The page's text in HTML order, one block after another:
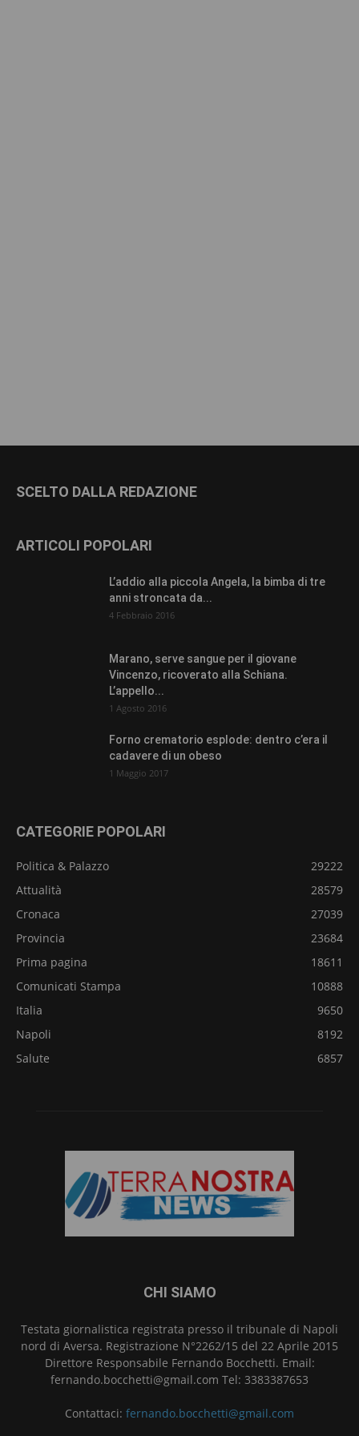
SCELTO DALLA REDAZIONE
ARTICOLI POPOLARI
L’addio alla piccola Angela, la bimba di tre
anni stroncata da...
4 Febbraio 2016
Marano, serve sangue per il giovane
Vincenzo, ricoverato alla Schiana.
L’appello...
1 Agosto 2016
Forno crematorio esplode: dentro c’era il
cadavere di un obeso
1 Maggio 2017
CATEGORIE POPOLARI
Politica & Palazzo
29222
Attualità
28579
Cronaca
27039
Provincia
23684
Prima pagina
18611
Comunicati Stampa
10888
Italia
9650
Napoli
8192
Salute
6857
CHI SIAMO
Testata giornalistica registrata presso il tribunale di Napoli
nord di Aversa. Registrazione N°2262/15 del 22 Aprile 2015
Direttore Responsabile Fernando Bocchetti. Email:
fernando.bocchetti@gmail.com Tel: 3383387653
Contattaci: fernando.bocchetti@gmail.com